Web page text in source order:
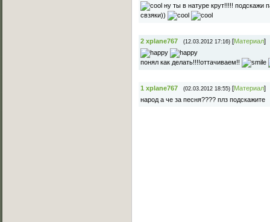
ну ты в натуре крут!!!!! подскажи
свзяки))
2 xplane767 (12.03.2012 17:16) [Материал]
понял как делать!!!!оттачиваем!!
1 xplane767 (02.03.2012 18:55) [Материал]
народ а че за песня???? плз подскажите